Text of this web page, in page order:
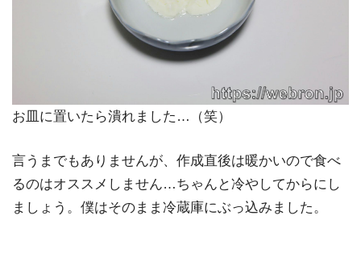
お皿に置いたら潰れました…（笑）
言うまでもありませんが、作成直後は暖かいので食べ
るのはオススメしません…ちゃんと冷やしてからにし
ましょう。僕はそのまま冷蔵庫にぶっ込みました。